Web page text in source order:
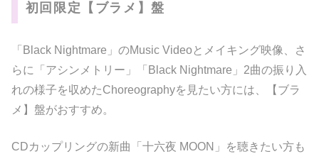
初回限定【ブラメ】盤
「Black Nightmare」のMusic Videoとメイキング映像、さ
らに「アシンメトリー」「Black Nightmare」2曲の振り入
れの様子を収めたChoreographyを見たい方には、【ブラ
メ】盤がおすすめ。
CDカップリングの新曲「十六夜 MOON」を聴きたい方も